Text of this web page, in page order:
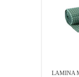
LAMINA